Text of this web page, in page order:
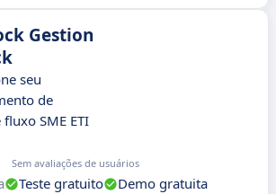
Gestion
seu
de
SME ETI
Sem avaliações de usuários
Teste gratuito
Demo gratuita